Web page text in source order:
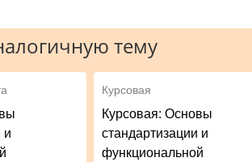
тему
и
Курсовая
Курсовая: Основы
стандартизации и
функциональной